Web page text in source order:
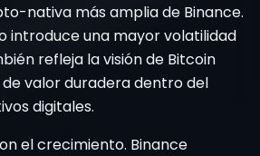
nativa más amplia de Binance.
introduce una mayor volatilidad
refleja la visión de Bitcoin
valor duradera dentro del
digitales.
el crecimiento. Binance